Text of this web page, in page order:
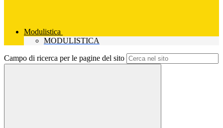
Modulistica
MODULISTICA
Campo di ricerca per le pagine del sito